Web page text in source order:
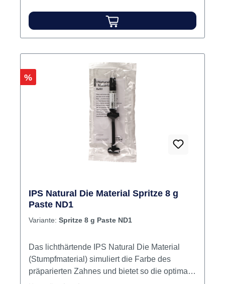
(HT) werden zum Pressen hochfester,
ästhetischer Inlays und Veneers verwendet.
Transluszenz (LT) werden zum Pressen
vollanatomischer Kronen und Brücken
verwendet. IPS e.max® Press MT Rohlinge
sind monochromatische Lithium Disilikat
Rohlinge (LS2) für die Press Technologie mit
500 MPa Biegefestigkeit: Okklusale Veneers
(Table Tops) Thin Veneers, Veneers Teilkronen
und Kronen 3 gliedrige Brücken (bis zum 2ten
Prämolar als endständigem Pfeiler) Inhalt 3
Rabatt
%
IPS Natural Die Material Spritze 8 g
Paste ND1
Variante: Spritze 8 g Paste ND1
Das lichthärtende IPS Natural Die Material
(Stumpfmaterial) simuliert die Farbe des
präparierten Zahnes und bietet so die optimale